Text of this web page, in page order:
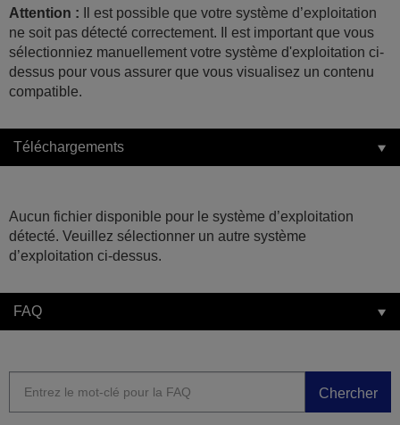
Attention : Il est possible que votre système d’exploitation
ne soit pas détecté correctement. Il est important que vous
sélectionniez manuellement votre système d'exploitation ci-
dessus pour vous assurer que vous visualisez un contenu
compatible.
Téléchargements
Aucun fichier disponible pour le système d’exploitation
détecté. Veuillez sélectionner un autre système
d’exploitation ci-dessus.
FAQ
Chercher